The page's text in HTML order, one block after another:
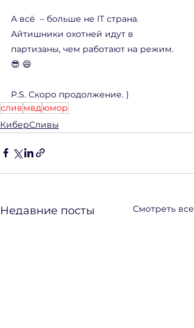
А всё  – больше не IT страна.
Айтишники охотней идут в
партизаны, чем работают на режим.
😎 😄
P.S. Скоро продолжение. )
слив мвдюмор
КиберСливы
Недавние посты Смотреть все